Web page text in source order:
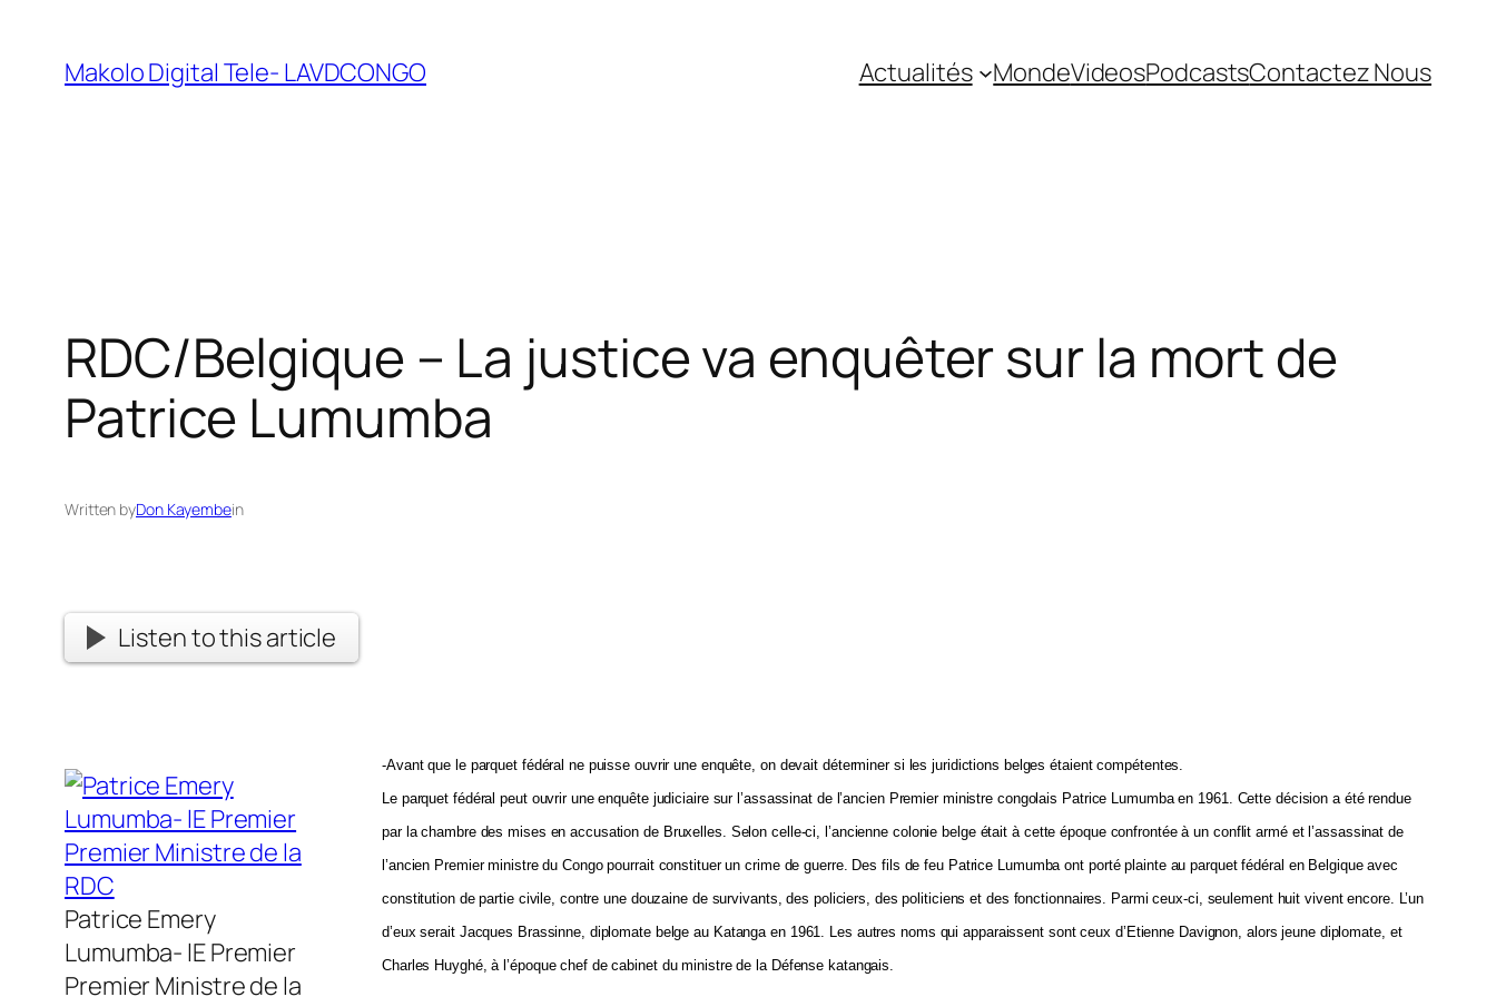
Makolo Digital Tele- LAVDCONGO Actualités MondeVideosPodcastsContactez Nous
RDC/Belgique – La justice va enquêter sur la mort de
Patrice Lumumba
Written byDon Kayembein
Listen to this article
Patrice Emery
Lumumba- lE Premier
Premier Ministre de la
-Avant que le parquet fédéral ne puisse ouvrir une enquête, on devait déterminer si les juridictions belges étaient compétentes.
Le parquet fédéral peut ouvrir une enquête judiciaire sur l’assassinat de l’ancien Premier ministre congolais Patrice Lumumba en 1961. Cette décision a été rendue
par la chambre des mises en accusation de Bruxelles. Selon celle-ci, l’ancienne colonie belge était à cette époque confrontée à un conflit armé et l’assassinat de
l’ancien Premier ministre du Congo pourrait constituer un crime de guerre. Des fils de feu Patrice Lumumba ont porté plainte au parquet fédéral en Belgique avec
constitution de partie civile, contre une douzaine de survivants, des policiers, des politiciens et des fonctionnaires. Parmi ceux-ci, seulement huit vivent encore. L’un
d’eux serait Jacques Brassinne, diplomate belge au Katanga en 1961. Les autres noms qui apparaissent sont ceux d’Etienne Davignon, alors jeune diplomate, et
Charles Huyghé, à l’époque chef de cabinet du ministre de la Défense katangais.